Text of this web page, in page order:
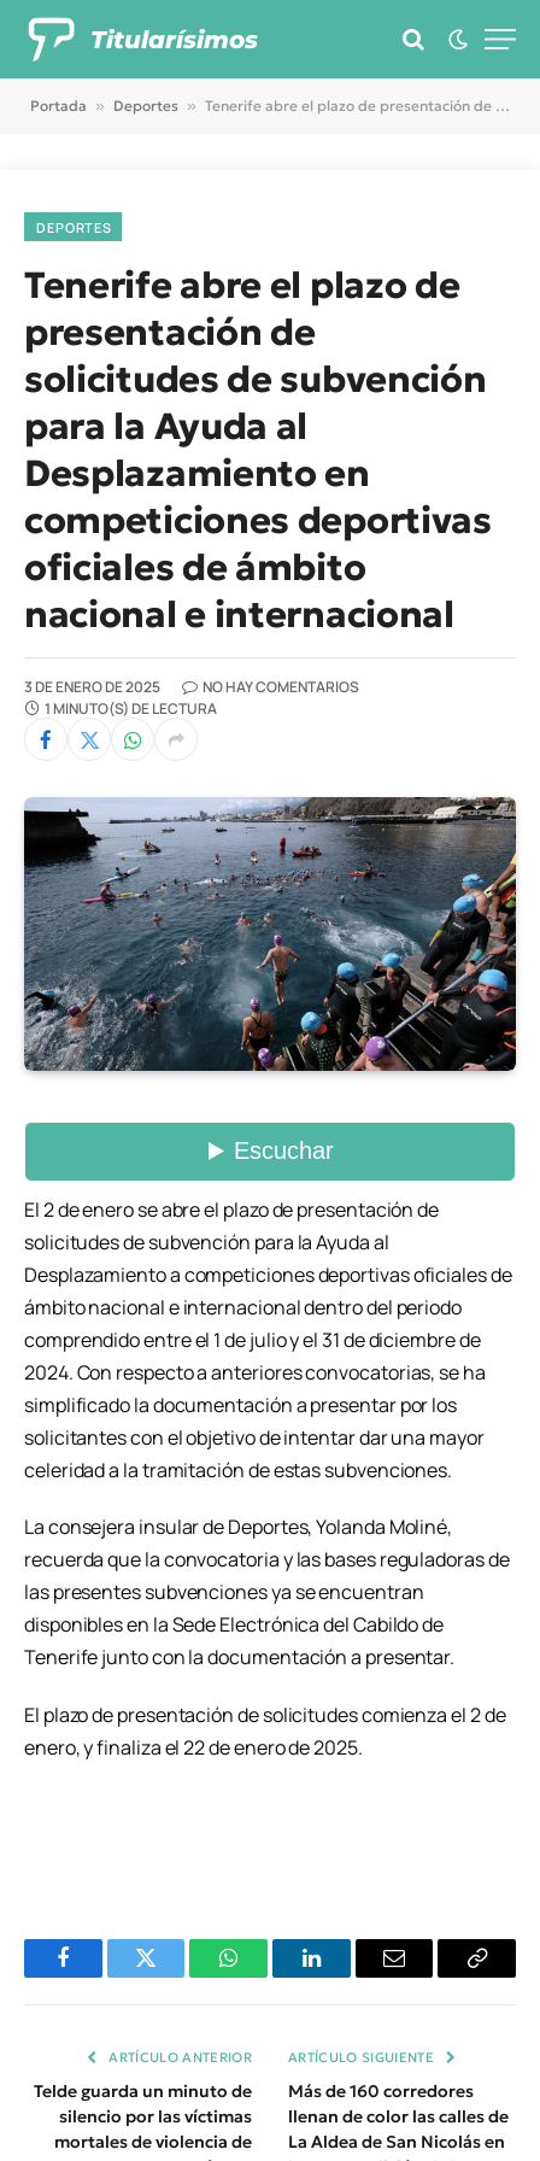
Titularísimos
Portada » Deportes » Tenerife abre el plazo de presentación de solicitudes de subvención para la Ayuda al Desplazamiento en competiciones deportivas oficiales de ámbito nacional e internacional
DEPORTES
Tenerife abre el plazo de
presentación de
solicitudes de subvención
para la Ayuda al
Desplazamiento en
competiciones deportivas
oficiales de ámbito
nacional e internacional
3 DE ENERO DE 2025
NO HAY COMENTARIOS
1 MINUTO(S) DE LECTURA
El 2 de enero se abre el plazo de presentación de
solicitudes de subvención para la Ayuda al
Desplazamiento a competiciones deportivas oficiales de
ámbito nacional e internacional dentro del periodo
comprendido entre el 1 de julio y el 31 de diciembre de
2024. Con respecto a anteriores convocatorias, se ha
simplificado la documentación a presentar por los
solicitantes con el objetivo de intentar dar una mayor
celeridad a la tramitación de estas subvenciones.
La consejera insular de Deportes, Yolanda Moliné,
recuerda que la convocatoria y las bases reguladoras de
las presentes subvenciones ya se encuentran
disponibles en la Sede Electrónica del Cabildo de
Tenerife junto con la documentación a presentar.
El plazo de presentación de solicitudes comienza el 2 de
enero, y finaliza el 22 de enero de 2025.
FacebookTwitter WhatsAppLinkedInEmail
Copiar
ARTÍCULO ANTERIOR
Telde guarda un minuto de
silencio por las víctimas
mortales de violencia de
ARTÍCULO SIGUIENTE
Más de 160 corredores
llenan de color las calles de
La Aldea de San Nicolás en